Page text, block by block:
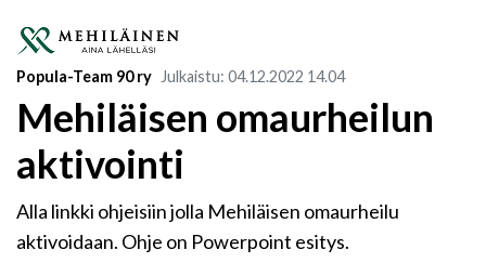
Popula-Team 90 ry Julkaistu: 04.12.2022 14.04
Mehiläisen omaurheilun
aktivointi
Alla linkki ohjeisiin jolla Mehiläisen omaurheilu
aktivoidaan. Ohje on Powerpoint esitys.